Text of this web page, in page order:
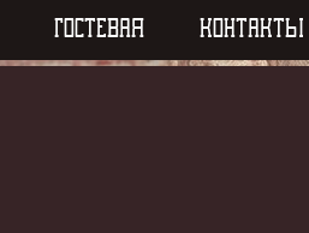
ГОСТЕВАЯ КОНТАКТЫ